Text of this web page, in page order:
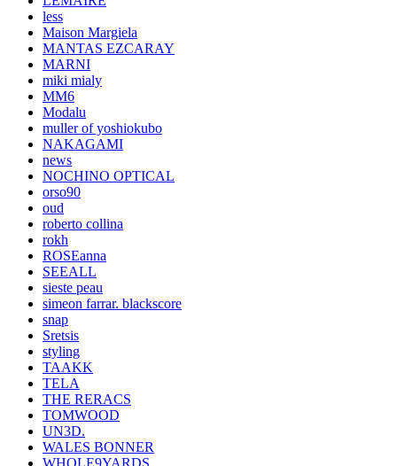
less
Maison Margiela
MANTAS EZCARAY
MARNI
miki mialy
MM6
Modalu
muller of yoshiokubo
NAKAGAMI
news
NOCHINO OPTICAL
orso90
oud
roberto collina
rokh
ROSEanna
SEEALL
sieste peau
simeon farrar. blackscore
snap
Sretsis
styling
TAAKK
TELA
THE RERACS
TOMWOOD
UN3D.
WALES BONNER